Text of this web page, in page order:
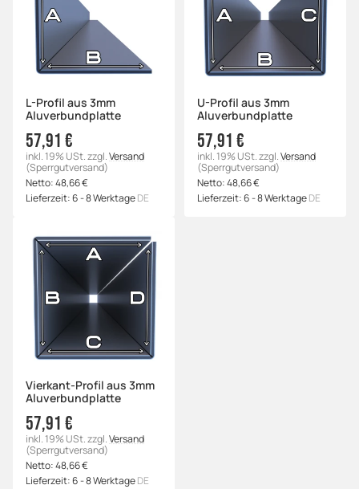
L-Profil aus 3mm
Aluverbundplatte
57,91 €
inkl. 19% USt.zzgl.Versand
(Sperrgutversand)
Netto:48,66 €
Lieferzeit:6 - 8 WerktageDE
U-Profil aus 3mm
Aluverbundplatte
57,91 €
inkl. 19% USt.zzgl.Versand
(Sperrgutversand)
Netto:48,66 €
Lieferzeit:6 - 8 WerktageDE
Vierkant-Profil aus 3mm
Aluverbundplatte
57,91 €
inkl. 19% USt.zzgl.Versand
(Sperrgutversand)
Netto:48,66 €
Lieferzeit:6 - 8 WerktageDE